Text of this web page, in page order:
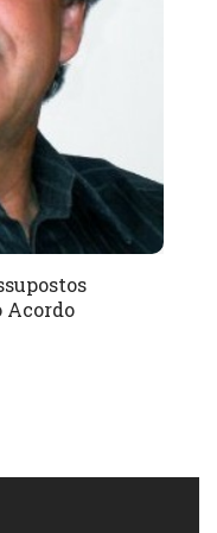
Acordo